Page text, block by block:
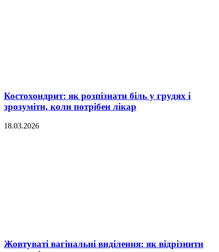
Костохондрит: як розпізнати біль у грудях і
зрозуміти, коли потрібен лікар
18.03.2026
Жовтуваті вагінальні виділення: як відрізнити